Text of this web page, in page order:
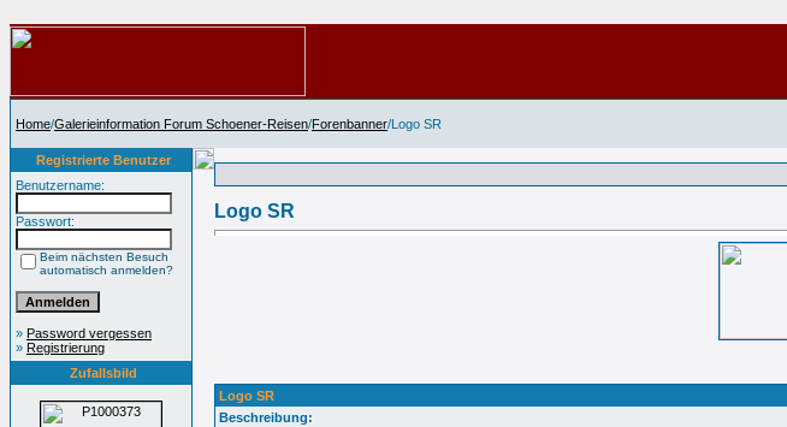
Home/Galerieinformation Forum Schoener-Reisen/Forenbanner/Logo SR
Registrierte Benutzer
Benutzername:
Passwort:
Beim nächsten Besuch
automatisch anmelden?
» Password vergessen
» Registrierung
Zufallsbild
Logo SR
Logo SR
Beschreibung: